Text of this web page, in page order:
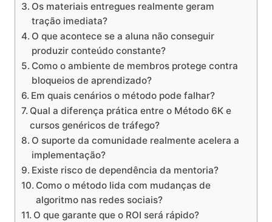
Os materiais entregues realmente geram
tração imediata?
O que acontece se a aluna não conseguir
produzir conteúdo constante?
Como o ambiente de membros protege contra
bloqueios de aprendizado?
Em quais cenários o método pode falhar?
Qual a diferença prática entre o Método 6K e
cursos genéricos de tráfego?
O suporte da comunidade realmente acelera a
implementação?
Existe risco de dependência da mentoria?
Como o método lida com mudanças de
algoritmo nas redes sociais?
O que garante que o ROI será rápido?